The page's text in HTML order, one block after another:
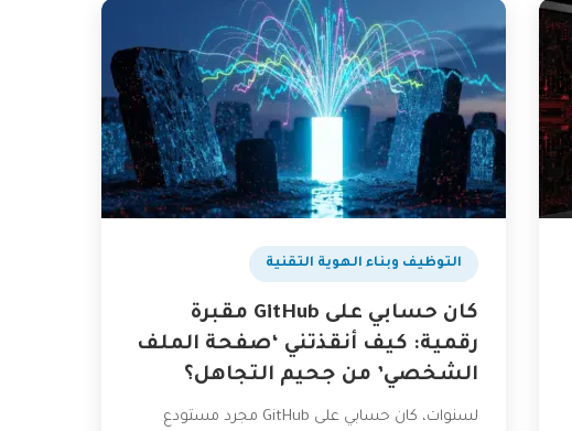
التوظيف وبناء الهوية التقنية
كان حسابي على GitHub مقبرة
رقمية: كيف أنقذتني ‘صفحة الملف
الشخصي’ من جحيم التجاهل؟
لسنوات، كان حسابي على GitHub مجرد مستودع